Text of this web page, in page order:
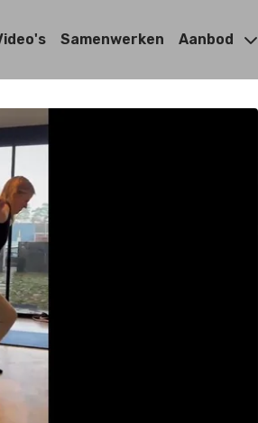
Samenwerken Aanbod